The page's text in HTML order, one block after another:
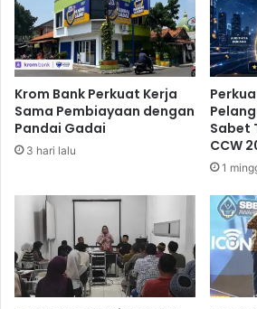
a
s
i
a
r
g
a
n
T
Y
K
e
g
o
Krom Bank Perkuat Kerja
Sama Pembiayaan dengan
Pandai Gadai
3 hari lalu
Sabet
CCW
1